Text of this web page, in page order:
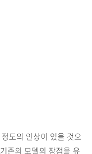
도의 인상이 있을 것으
존의 모델의 장점을 유